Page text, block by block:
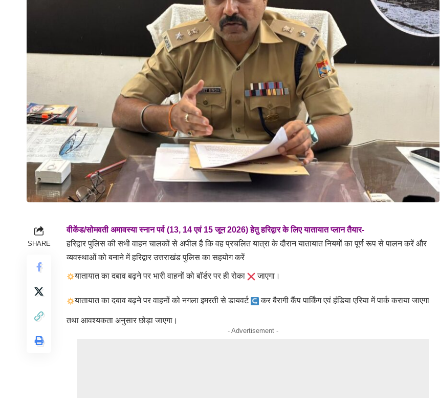
SHARE
वीकेंड/सोमवती अमावस्या स्नान पर्व (13, 14 एवं 15 जून 2026) हेतु हरिद्वार के लिए यातायात प्लान तैयार-
हरिद्वार पुलिस की सभी वाहन चालकों से अपील है कि वह प्रचलित यात्रा के दौरान यातायात नियमों का पूर्ण रूप से पालन करें और
व्यवस्थाओं को बनाने में हरिद्वार उत्तराखंड पुलिस का सहयोग करें
यातायात का दबाव बढ़ने पर भारी वाहनों को बॉर्डर पर ही रोका जाएगा।
यातायात का दबाव बढ़ने पर वाहनों को नगला इमरती से डायवर्ट कर बैरागी कैंप पार्किंग एवं हंडिया एरिया में पार्क कराया जाएगा
तथा आवश्यकता अनुसार छोड़ा जाएगा।
- Advertisement -